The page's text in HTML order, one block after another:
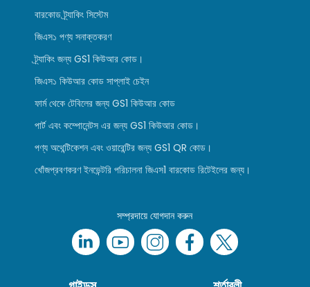
বারকোড ট্র্যাকিং সিস্টেম
জিএস১ পণ্য সনাক্তকরণ
ট্র্যাকিং জন্য GS1 কিউআর কোড।
জিএস১ কিউআর কোড সাপ্লাই চেইন
ফার্ম থেকে টেবিলের জন্য GS1 কিউআর কোড
পার্ট এবং কম্পোনেন্টস এর জন্য GS1 কিউআর কোড।
পণ্য অথেন্টিকেশন এবং ওয়ারেন্টির জন্য GS1 QR কোড।
খোঁজপ্রবণকরণ ইনভেন্টরি পরিচালনা জিএস1 বারকোড রিটেইলের জন্য।
সম্প্রদায়ে যোগদান করুন